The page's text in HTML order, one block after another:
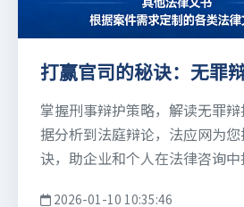
打赢官司的秘诀：无罪
掌握刑事辩护策略，解读无罪
据分析到法庭辩论，法应网为
诀，助企业和个人在法律咨询中
2026-01-10 10:35:46